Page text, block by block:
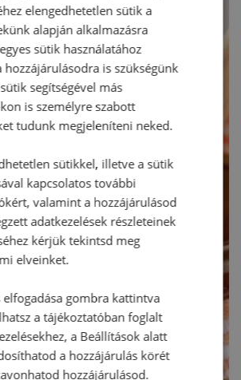
elengedhetetlen sütik a
alapján alkalmazásra
sütik használatához
hozzájárulásodra is szükségünk
segítségével más
is személyre szabott
tudunk megjeleníteni neked.
sütikkel, illetve a sütik
kapcsolatos további
valamint a hozzájárulásod
adatkezelések részleteinek
kérjük tekintsd meg
elveinket.
elfogadása gombra kattintva
a tájékoztatóban foglalt
a Beállítások alatt
a hozzájárulás körét
hozzájárulásod.